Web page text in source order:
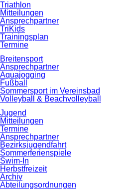
Triathlon
Mitteilungen
Ansprechpartner
TriKids
Trainingsplan
Termine
Breitensport
Ansprechpartner
Aquajogging
Fußball
Sommersport im Vereinsbad
Volleyball & Beachvolleyball
Jugend
Mitteilungen
Termine
Ansprechpartner
Bezirksjugendfahrt
Sommerferienspiele
Swim-In
Herbstfreizeit
Archiv
Abteilungsordnungen